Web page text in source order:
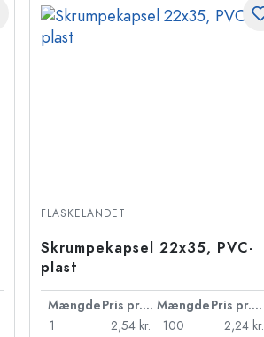
FLASKELANDET
Skrumpekapsel 22x35, PVC-
plast
Mængde Pris pr. stk. Mængde
Pris pr. stk.
1
2,54 kr.
100
2,24 kr.